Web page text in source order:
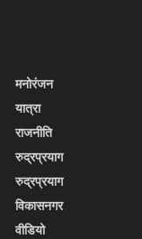
मनोरंजन
यात्रा
राजनीति
रुद्रप्रयाग
रुद्रप्रयाग
विकासनगर
वीडियो